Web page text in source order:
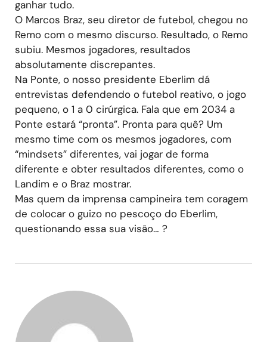
ganhar tudo.
O Marcos Braz, seu diretor de futebol, chegou no
Remo com o mesmo discurso. Resultado, o Remo
subiu. Mesmos jogadores, resultados
absolutamente discrepantes.
Na Ponte, o nosso presidente Eberlim dá
entrevistas defendendo o futebol reativo, o jogo
pequeno, o 1 a 0 cirúrgica. Fala que em 2034 a
Ponte estará “pronta”. Pronta para quê? Um
mesmo time com os mesmos jogadores, com
“mindsets” diferentes, vai jogar de forma
diferente e obter resultados diferentes, como o
Landim e o Braz mostrar.
Mas quem da imprensa campineira tem coragem
de colocar o guizo no pescoço do Eberlim,
questionando essa sua visão… ?